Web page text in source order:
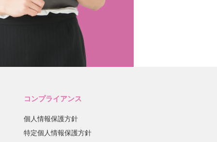
コンプライアンス
個人情報保護方針
特定個人情報保護方針